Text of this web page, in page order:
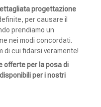
progettazione
per causare il
prendiamo un
nei modi concordati.
di cui fidarsi veramente!
offerte per la posa di
per i nostri